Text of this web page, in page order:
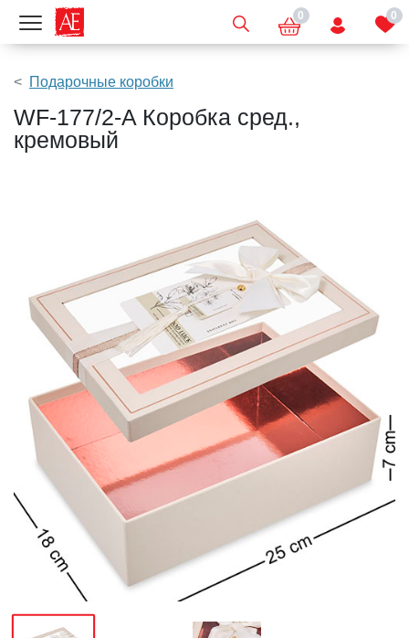
Показать меню 0 0
Подарочные коробки
WF-177/2-A Коробка сред.,
кремовый